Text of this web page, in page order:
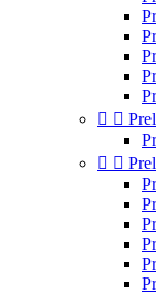
 
 